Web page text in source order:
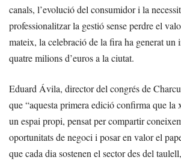
canals, l’evolució del consumidor i la
professionalitzar la gestió sense perdre el
mateix, la celebració de la fira ha generat un
quatre milions d’euros a la ciutat.
Eduard Ávila, director del congrés de
que “aquesta primera edició confirma que la
un espai propi, pensat per compartir
oportunitats de negoci i posar en valor el
que cada dia sostenen el sector des del